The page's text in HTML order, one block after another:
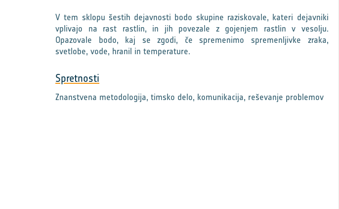
V tem sklopu šestih dejavnosti bodo skupine raziskovale, kateri dejavniki
vplivajo na rast rastlin, in jih povezale z gojenjem rastlin v vesolju.
Opazovale bodo, kaj se zgodi, če spremenimo spremenljivke zraka,
svetlobe, vode, hranil in temperature.
Spretnosti
Znanstvena metodologija, timsko delo, komunikacija, reševanje problemov